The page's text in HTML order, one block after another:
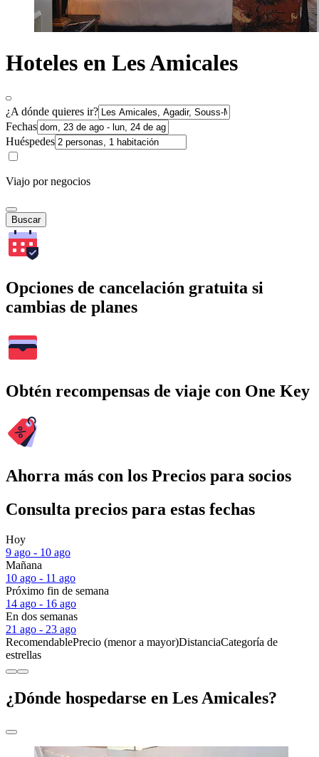
Hoteles en Les Amicales
¿A dónde quieres ir?
Fechas
Huéspedes
Viajo por negocios
Buscar
Opciones de cancelación gratuita si
cambias de planes
Obtén recompensas de viaje con One Key
Ahorra más con los Precios para socios
Consulta precios para estas fechas
Hoy
9 ago - 10 ago
Mañana
10 ago - 11 ago
Próximo fin de semana
14 ago - 16 ago
En dos semanas
21 ago - 23 ago
RecomendablePrecio (menor a mayor)DistanciaCategoría de
estrellas
¿Dónde hospedarse en Les Amicales?